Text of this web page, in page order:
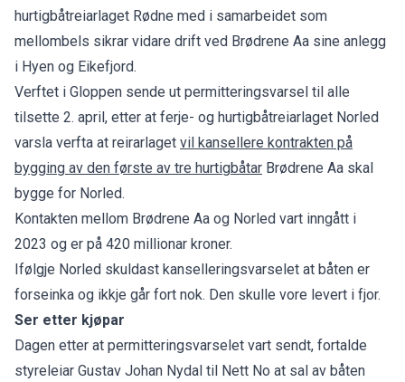
hurtigbåtreiarlaget Rødne med i samarbeidet som
mellombels sikrar vidare drift ved Brødrene Aa sine anlegg
i Hyen og Eikefjord.
Verftet i Gloppen sende ut permitteringsvarsel til alle
tilsette 2. april, etter at ferje- og hurtigbåtreiarlaget Norled
varsla verfta at reirarlaget vil kansellere kontrakten på
bygging av den første av tre hurtigbåtar Brødrene Aa skal
bygge for Norled.
Kontakten mellom Brødrene Aa og Norled vart inngått i
2023 og er på 420 millionar kroner.
Ifølgje Norled skuldast kanselleringsvarselet at båten er
forseinka og ikkje går fort nok. Den skulle vore levert i fjor.
Ser etter kjøpar
Dagen etter at permitteringsvarselet vart sendt, fortalde
styreleiar Gustav Johan Nydal til Nett No at sal av båten